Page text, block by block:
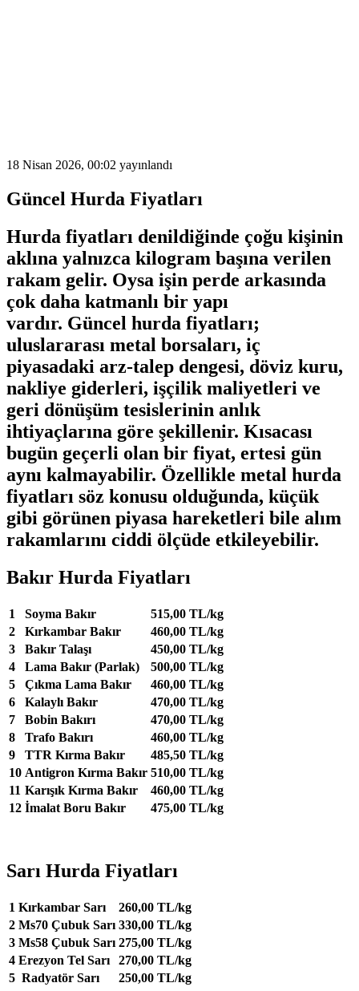
18 Nisan 2026, 00:02 yayınlandı
Güncel Hurda Fiyatları
Hurda fiyatları denildiğinde çoğu kişinin
aklına yalnızca kilogram başına verilen
rakam gelir. Oysa işin perde arkasında
çok daha katmanlı bir yapı
vardır. Güncel hurda fiyatları;
uluslararası metal borsaları, iç
piyasadaki arz-talep dengesi, döviz kuru,
nakliye giderleri, işçilik maliyetleri ve
geri dönüşüm tesislerinin anlık
ihtiyaçlarına göre şekillenir. Kısacası
bugün geçerli olan bir fiyat, ertesi gün
aynı kalmayabilir. Özellikle metal hurda
fiyatları söz konusu olduğunda, küçük
gibi görünen piyasa hareketleri bile alım
rakamlarını ciddi ölçüde etkileyebilir.
Bakır Hurda Fiyatları
1 Soyma Bakır
515,00 TL/kg
2
Kırkambar Bakır
460,00 TL/kg
3
Bakır Talaşı
450,00 TL/kg
4
Lama Bakır (Parlak)
500,00 TL/kg
5
Çıkma Lama Bakır
460,00 TL/kg
6
Kalaylı Bakır
470,00 TL/kg
7
Bobin Bakırı
470,00 TL/kg
8
Trafo Bakırı
460,00 TL/kg
9
TTR Kırma Bakır
485,50 TL/kg
10 Antigron Kırma Bakır 510,00 TL/kg
11 Karışık Kırma Bakır
460,00 TL/kg
12 İmalat Boru Bakır 475,00 TL/kg
Sarı Hurda Fiyatları
1 Kırkambar Sarı
260,00 TL/kg
2 Ms70 Çubuk Sarı 330,00 TL/kg
3 Ms58 Çubuk Sarı 275,00 TL/kg
4 Erezyon Tel Sarı
270,00 TL/kg
5 Radyatör Sarı
250,00 TL/kg